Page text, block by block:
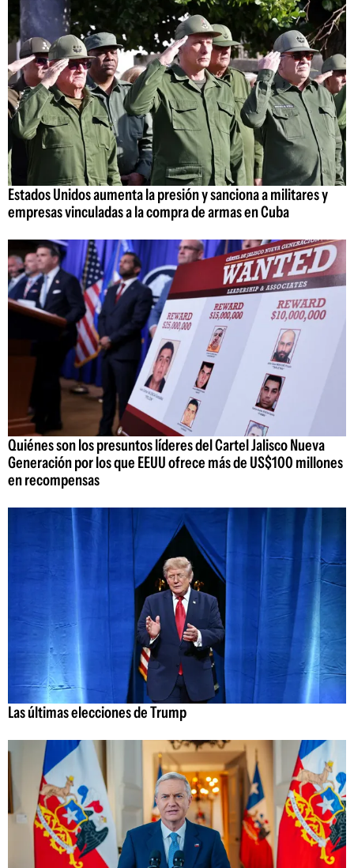
Estados Unidos aumenta la presión y sanciona a militares y
empresas vinculadas a la compra de armas en Cuba
Quiénes son los presuntos líderes del Cartel Jalisco Nueva
Generación por los que EEUU ofrece más de US$100 millones
en recompensas
Las últimas elecciones de Trump